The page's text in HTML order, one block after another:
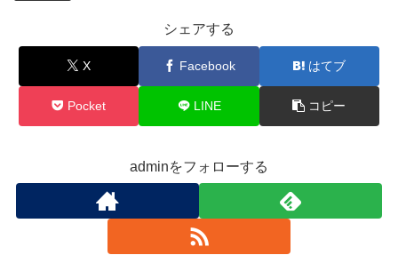
シェアする
X Facebook はてブ
Pocket LINE コピー
adminをフォローする